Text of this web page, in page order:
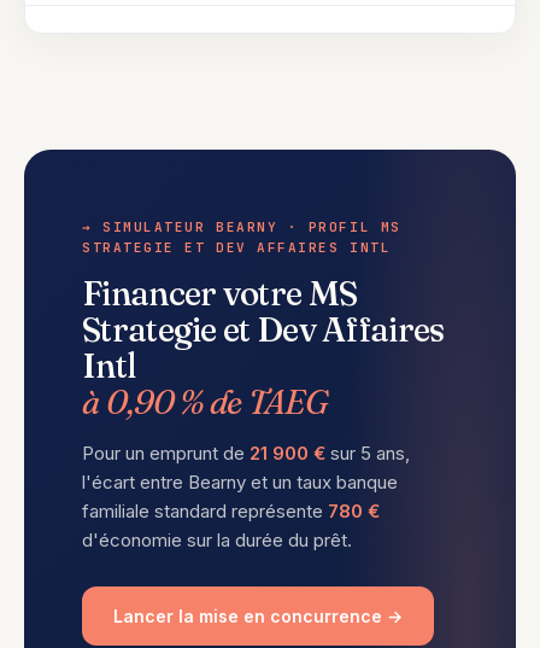
→ SIMULATEUR BEARNY · PROFIL MS
STRATEGIE ET DEV AFFAIRES INTL
Financer votre MS
Strategie et Dev Affaires
Intl
à 0,90 % de TAEG
Pour un emprunt de 21 900 € sur 5 ans,
l'écart entre Bearny et un taux banque
familiale standard représente 780 €
d'économie sur la durée du prêt.
Lancer la mise en concurrence →